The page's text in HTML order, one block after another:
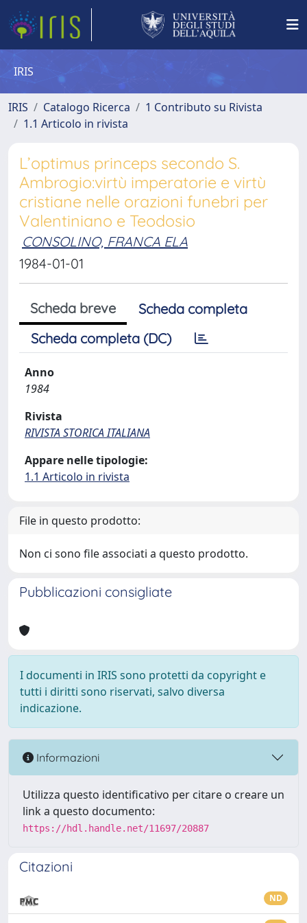
IRIS
IRIS Catalogo Ricerca
1 Contributo su Rivista
1.1 Articolo in rivista
L’optimus princeps secondo S.
Ambrogio:virtù imperatorie e virtù
cristiane nelle orazioni funebri per
Valentiniano e Teodosio
CONSOLINO, FRANCA ELA
1984-01-01
Scheda breve
Scheda completa
Scheda completa (DC)
Anno
1984
Rivista
RIVISTA STORICA ITALIANA
Appare nelle tipologie:
1.1 Articolo in rivista
File in questo prodotto:
Non ci sono file associati a questo prodotto.
Pubblicazioni consigliate
I documenti in IRIS sono protetti da copyright e
tutti i diritti sono riservati, salvo diversa
indicazione.
Informazioni
Utilizza questo identificativo per citare o creare un
link a questo documento:
https://hdl.handle.net/11697/20887
Citazioni
ND